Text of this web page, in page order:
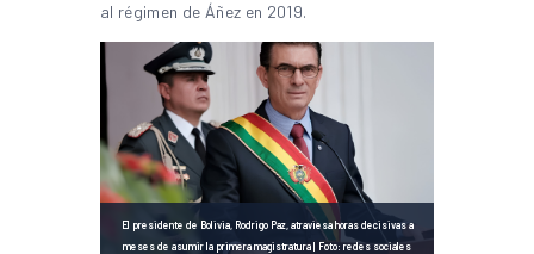
al régimen de Áñez en 2019.
El presidente de Bolivia, Rodrigo Paz, atraviesa horas decisivas a
meses de asumir la primera magistratura | Foto: redes sociales